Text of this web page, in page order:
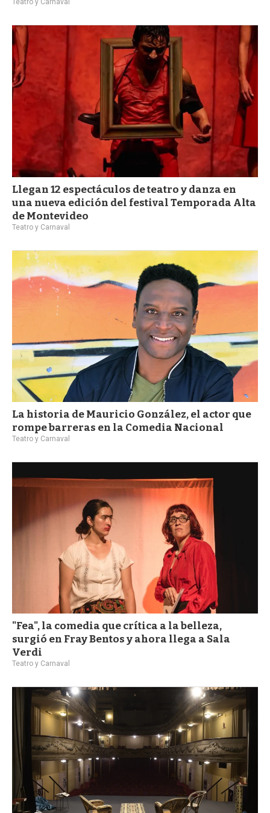
Teatro y Carnaval
Llegan 12 espectáculos de teatro y danza en
una nueva edición del festival Temporada Alta
de Montevideo
Teatro y Carnaval
La historia de Mauricio González, el actor que
rompe barreras en la Comedia Nacional
Teatro y Carnaval
"Fea", la comedia que crítica a la belleza,
surgió en Fray Bentos y ahora llega a Sala
Verdi
Teatro y Carnaval